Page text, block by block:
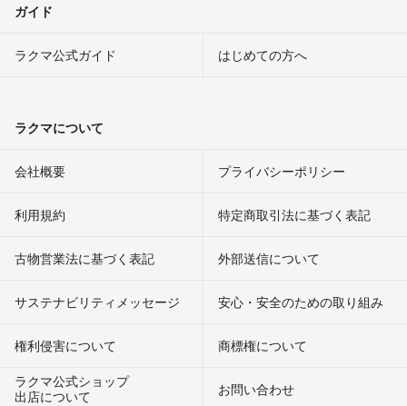
ガイド
ラクマ公式ガイド はじめての方へ
ラクマについて
会社概要 プライバシーポリシー
利用規約 特定商取引法に基づく表記
古物営業法に基づく表記 外部送信について
サステナビリティメッセージ 安心・安全のための取り組み
権利侵害について
商標権について
ラクマ公式ショップ
出店について
お問い合わせ